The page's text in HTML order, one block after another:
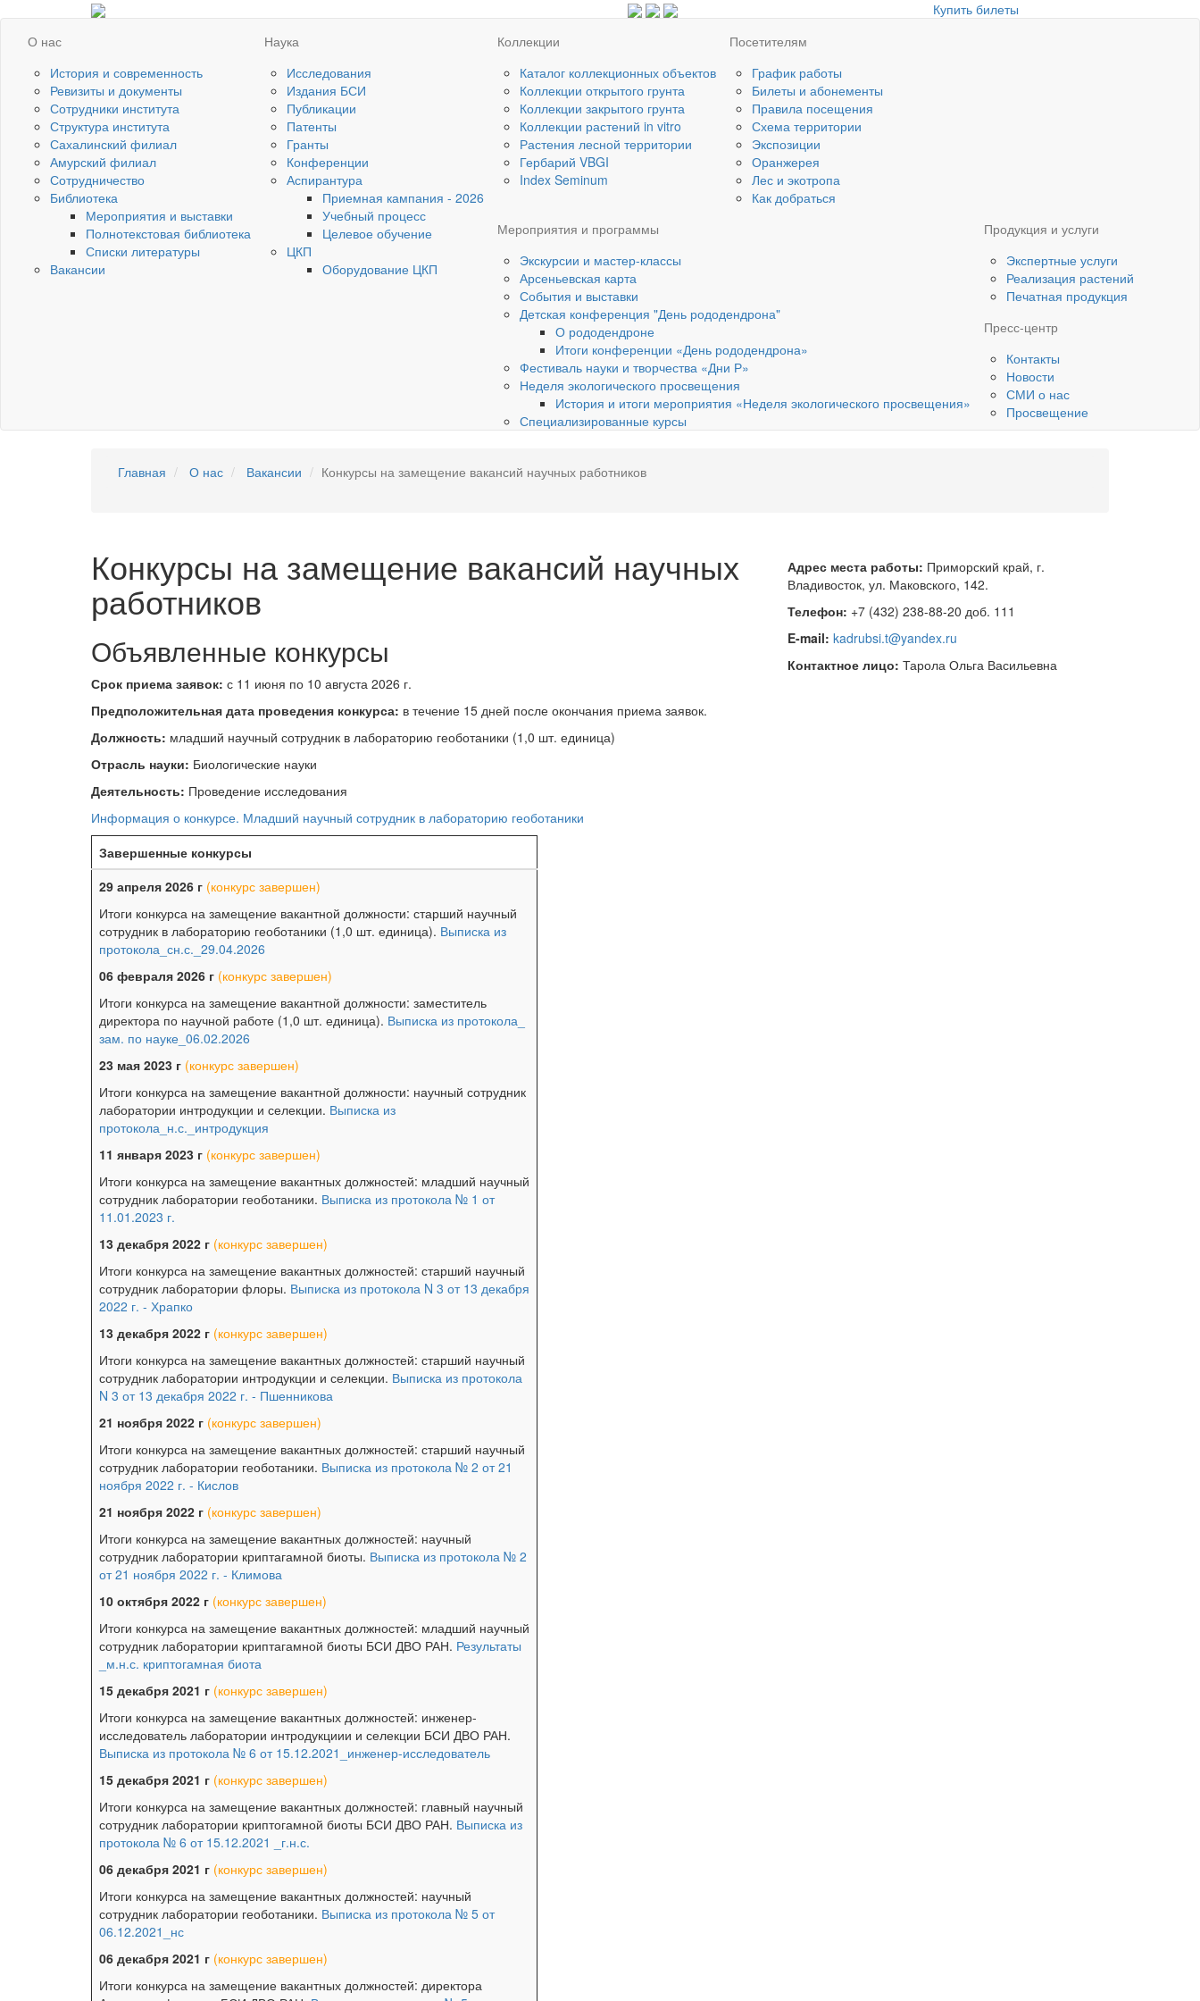
Купить билеты
О нас
История и современность
Ревизиты и документы
Сотрудники института
Структура института
Сахалинский филиал
Амурский филиал
Сотрудничество
Библиотека
Мероприятия и выставки
Полнотекстовая библиотека
Списки литературы
Вакансии
Наука
Исследования
Издания БСИ
Публикации
Патенты
Гранты
Конференции
Аспирантура
Приемная кампания - 2026
Учебный процесс
Целевое обучение
ЦКП
Оборудование ЦКП
Коллекции
Каталог коллекционных объектов
Коллекции открытого грунта
Коллекции закрытого грунта
Коллекции растений in vitro
Растения лесной территории
Гербарий VBGI
Index Seminum
Посетителям
График работы
Билеты и абонементы
Правила посещения
Схема территории
Экспозиции
Оранжерея
Лес и экотропа
Как добраться
Мероприятия и программы
Экскурсии и мастер-классы
Арсеньевская карта
События и выставки
Детская конференция "День рододендрона"
О рододендроне
Итоги конференции «День рододендрона»
Фестиваль науки и творчества «Дни Р»
Неделя экологического просвещения
История и итоги мероприятия «Неделя экологического просвещения»
Специализированные курсы
Продукция и услуги
Экспертные услуги
Реализация растений
Печатная продукция
Пресс-центр
Контакты
Новости
СМИ о нас
Просвещение
Главная О нас Вакансии Конкурсы на замещение вакансий научных работников
Конкурсы на замещение вакансий научных
работников
Объявленные конкурсы
Срок приема заявок: с 11 июня по 10 августа 2026 г.
Предположительная дата проведения конкурса: в течение 15 дней после окончания приема заявок.
Должность: младший научный сотрудник в лабораторию геоботаники (1,0 шт. единица)
Отрасль науки: Биологические науки
Деятельность: Проведение исследования
Информация о конкурсе. Младший научный сотрудник в лабораторию геоботаники
Завершенные конкурсы
29 апреля 2026 г (конкурс завершен)
Итоги конкурса на замещение вакантной должности: старший научный
сотрудник в лабораторию геоботаники (1,0 шт. единица). Выписка из
протокола_сн.с._29.04.2026
06 февраля 2026 г (конкурс завершен)
Итоги конкурса на замещение вакантной должности: заместитель
директора по научной работе (1,0 шт. единица). Выписка из протокола_
зам. по науке_06.02.2026
23 мая 2023 г (конкурс завершен)
Итоги конкурса на замещение вакантной должности: научный сотрудник
лаборатории интродукции и селекции. Выписка из
протокола_н.с._интродукция
11 января 2023 г (конкурс завершен)
Итоги конкурса на замещение вакантных должностей: младший научный
сотрудник лаборатории геоботаники. Выписка из протокола № 1 от
11.01.2023 г.
13 декабря 2022 г (конкурс завершен)
Итоги конкурса на замещение вакантных должностей: старший научный
сотрудник лаборатории флоры. Выписка из протокола N 3 от 13 декабря
2022 г. - Храпко
13 декабря 2022 г (конкурс завершен)
Итоги конкурса на замещение вакантных должностей: старший научный
сотрудник лаборатории интродукции и селекции. Выписка из протокола
N 3 от 13 декабря 2022 г. - Пшенникова
21 ноября 2022 г (конкурс завершен)
Итоги конкурса на замещение вакантных должностей: старший научный
сотрудник лаборатории геоботаники. Выписка из протокола № 2 от 21
ноября 2022 г. - Кислов
21 ноября 2022 г (конкурс завершен)
Итоги конкурса на замещение вакантных должностей: научный
сотрудник лаборатории криптагамной биоты. Выписка из протокола № 2
от 21 ноября 2022 г. - Климова
10 октября 2022 г (конкурс завершен)
Итоги конкурса на замещение вакантных должностей: младший научный
сотрудник лаборатории криптагамной биоты БСИ ДВО РАН. Результаты
_м.н.с. криптогамная биота
15 декабря 2021 г (конкурс завершен)
Итоги конкурса на замещение вакантных должностей: инженер-
исследователь лаборатории интродукциии и селекции БСИ ДВО РАН.
Выписка из протокола № 6 от 15.12.2021_инженер-исследователь
15 декабря 2021 г (конкурс завершен)
Итоги конкурса на замещение вакантных должностей: главный научный
сотрудник лаборатории криптогамной биоты БСИ ДВО РАН. Выписка из
протокола № 6 от 15.12.2021 _г.н.с.
06 декабря 2021 г (конкурс завершен)
Итоги конкурса на замещение вакантных должностей: научный
сотрудник лаборатории геоботаники. Выписка из протокола № 5 от
06.12.2021_нс
06 декабря 2021 г (конкурс завершен)
Итоги конкурса на замещение вакантных должностей: директора
Адрес места работы: Приморский край, г.
Владивосток, ул. Маковского, 142.
Телефон: +7 (432) 238-88-20 доб. 111
E-mail: kadrubsi.t@yandex.ru
Контактное лицо: Тарола Ольга Васильевна